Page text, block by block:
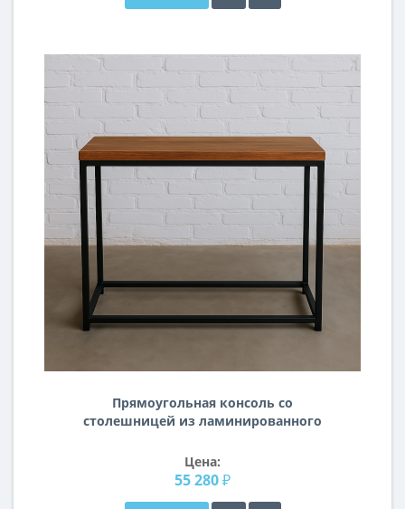
Прямоугольная консоль со
столешницей из ламинированного
металлическом подстолье NS003
Цена:
55 280 ₽